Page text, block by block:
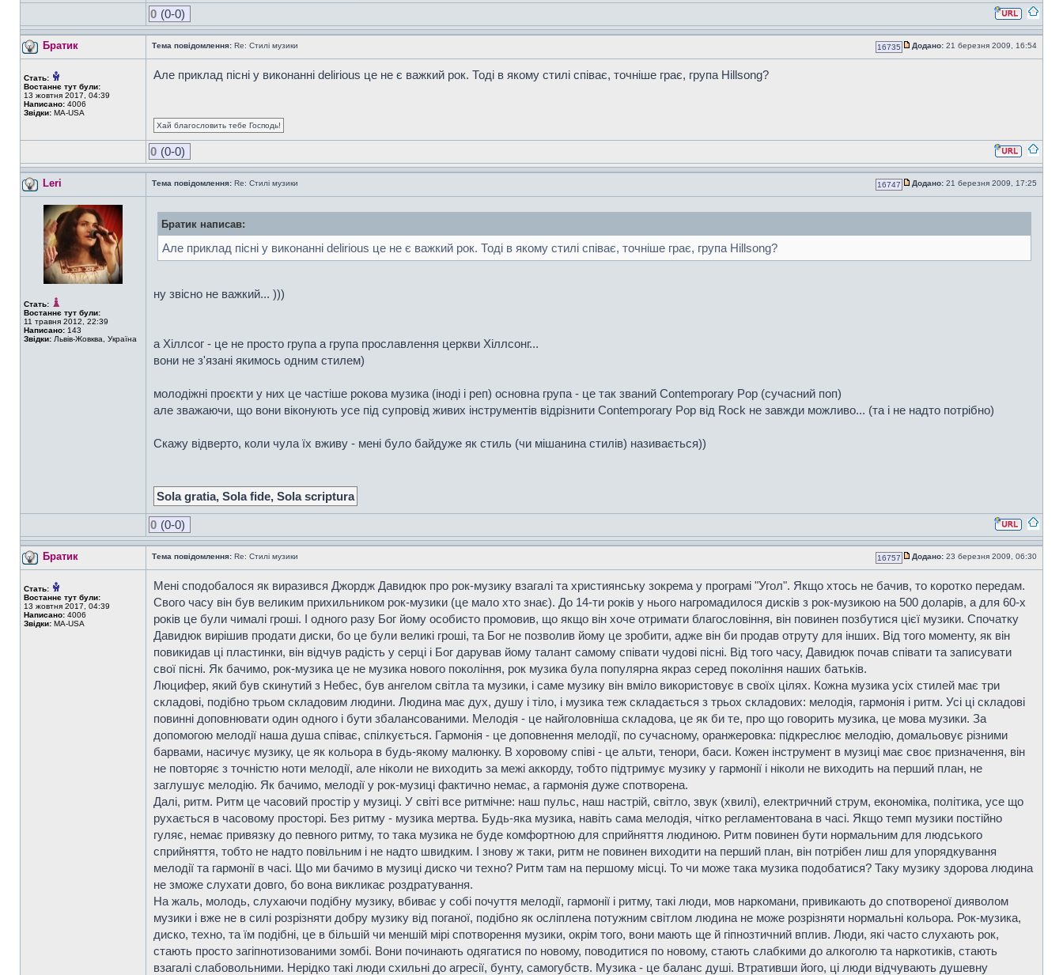
0 (0-0)
Братик Тема повідомлення: Re: Стилі музики 16735 Додано: 21 березня 2009, 16:54
Стать:
Востаннє тут були:
13 жовтня 2017, 04:39
Написано: 4006
Звідки: MA-USA
Але приклад пісні у виконанні delirious це не є важкий рок. Тоді в якому стилі співає, точніше грає, група Hillsong?
Хай благословить тебе Господь!
0 (0-0)
Leri Тема повідомлення: Re: Стилі музики 16747 Додано: 21 березня 2009, 17:25
Стать:
Востаннє тут були:
11 травня 2012, 22:39
Написано: 143
Звідки: Львів-Жовква, Україна
Братик написав:
Але приклад пісні у виконанні delirious це не є важкий рок. Тоді в якому стилі співає, точніше грає, група Hillsong?
ну звісно не важкий... )))
а Хіллсог - це не просто група а група прославлення церкви Хіллсонг...
вони не з'язані якимось одним стилем)
молодіжні проєкти у них це частіше рокова музика (іноді і реп) основна група - це так званий Contemporary Pop (сучасний поп)
але зважаючи, що вони віконують усе під супровід живих інструментів відрізнити Contemporary Pop від Rock не завжди можливо... (та і не надто потрібно)
Скажу відверто, коли чула їх вживу - мені було байдуже як стиль (чи мішанина стилів) називається))
Sola gratia, Sola fide, Sola scriptura
0 (0-0)
Братик Тема повідомлення: Re: Стилі музики 16757 Додано: 23 березня 2009, 06:30
Стать:
Востаннє тут були:
13 жовтня 2017, 04:39
Написано: 4006
Звідки: MA-USA
Мені сподобалося як виразився Джордж Давидюк про рок-музику взагалі та християнську зокрема у програмі "Угол". Якщо хтось не бачив, то коротко передам.
Свого часу він був великим прихильником рок-музики (це мало хто знає). До 14-ти років у нього нагромадилося дисків з рок-музикою на 500 доларів, а для 60-х
років це були чималі гроші. І одного разу Бог йому особисто промовив, що якщо він хоче отримати благословіння, він повинен позбутися цієї музики. Спочатку
Давидюк вирішив продати диски, бо це були великі гроші, та Бог не позволив йому це зробити, адже він би продав отруту для інших. Від того моменту, як він
повикидав ці пластинки, він відчув радість у серці і Бог дарував йому талант самому співати чудові пісні. Від того часу, Давидюк почав співати та записувати
свої пісні. Як бачимо, рок-музика це не музика нового покоління, рок музика була популярна якраз серед покоління наших батьків.
Люцифер, який був скинутий з Небес, був ангелом світла та музики, і саме музику він вміло використовує в своїх цілях. Кожна музика усіх стилей має три
складові, подібно трьом складовим людини. Людина має дух, душу і тіло, і музика теж складається з трьох складових: мелодія, гармонія і ритм. Усі ці складові
повинні доповнювати один одного і бути збалансованими. Мелодія - це найголовніша складова, це як би те, про що говорить музика, це мова музики. За
допомогою мелодії наша душа співає, спілкується. Гармонія - це доповнення мелодії, по сучасному, оранжеровка: підкреслює мелодію, домальовує різними
барвами, насичує музику, це як кольора в будь-якому малюнку. В хоровому співі - це альти, тенори, баси. Кожен інструмент в музиці має своє призначення, він
не повторяє з точністю ноти мелодії, але ніколи не виходить за межі аккорду, тобто підтримує музику у гармонії і ніколи не виходить на перший план, не
заглушує мелодію. Як бачимо, мелодії у рок-музиці фактично немає, а гармонія дуже спотворена.
Далі, ритм. Ритм це часовий простір у музиці. У світі все ритмічне: наш пульс, наш настрій, світло, звук (хвилі), електричний струм, економіка, політика, усе що
рухається в часовому просторі. Без ритму - музика мертва. Будь-яка музика, навіть сама мелодія, чітко регламентована в часі. Якщо темп музики постійно
гуляє, немає привязку до певного ритму, то така музика не буде комфортною для сприйняття людиною. Ритм повинен бути нормальним для людського
сприйняття, тобто не надто повільним і не надто швидким. І знову ж таки, ритм не повинен виходити на перший план, він потрібен лиш для упорядкування
мелодії та гармонії в часі. Що ми бачимо в музиці диско чи техно? Ритм там на першому місці. То чи може така музика подобатися? Таку музику здорова людина
не зможе слухати довго, бо вона викликає роздратування.
На жаль, молодь, слухаючи подібну музику, вбиває у собі почуття мелодії, гармонії і ритму, такі люди, мов наркомани, привикають до спотвореної дияволом
музики і вже не в силі розрізняти добру музику від поганої, подібно як осліплена потужним світлом людина не може розрізняти нормальні кольора. Рок-музика,
диско, техно, та їм подібні, це в більшій чи меншій мірі спотворення музики, окрім того, вони мають ще й гіпнозтичний вплив. Люди, які часто слухають рок,
стають просто загіпнотизованими зомбі. Вони починають одягатися по новому, поводитися по новому, стають слабкими до алкоголю та наркотиків, стають
взагалі слабовольними. Нерідко такі люди схильні до агресії, бунту, самогубств. Музика - це баланс душі. Втративши його, ці люди відчувають душевну